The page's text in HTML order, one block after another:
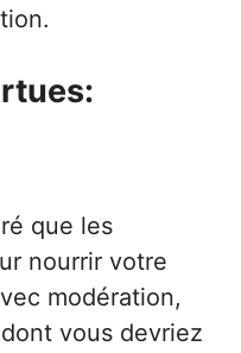
que les
nourrir votre
modération,
vous devriez